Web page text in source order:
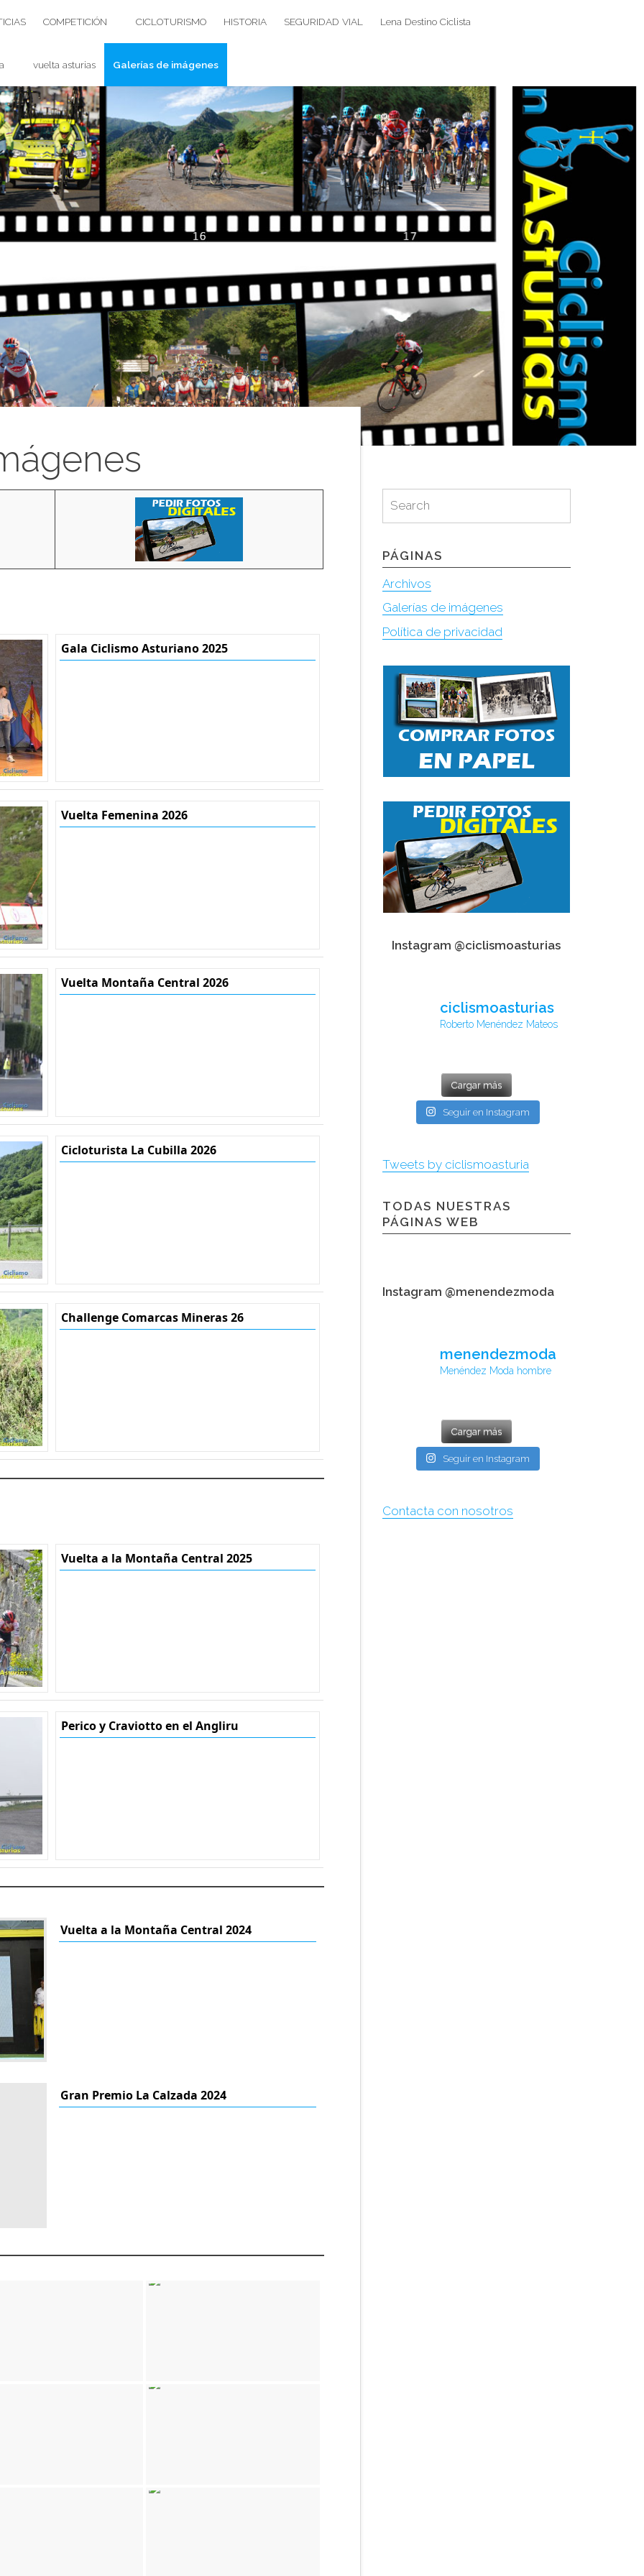
COMPETICIÓN CICLOTURISMO HISTORIA SEGURIDAD VIAL Lena Destino Ciclista
vuelta asturias Galerías de imágenes
Gala Ciclismo Asturiano 2025
Vuelta Femenina 2026
Vuelta Montaña Central 2026
Cicloturista La Cubilla 2026
Challenge Comarcas Mineras 26
Vuelta a la Montaña Central 2025
Perico y Craviotto en el Angliru
Vuelta a la Montaña Central 2024
Gran Premio La Calzada 2024
for:
Search
PÁGINAS
Archivos
Galerías de imágenes
Política de privacidad
Instagram @ciclismoasturias
ciclismoasturias
Roberto Menéndez Mateos
Cargar más
Seguir en Instagram
Tweets by ciclismoasturia
TODAS NUESTRAS
PÁGINAS WEB
Instagram @menendezmoda
menendezmoda
Menéndez Moda hombre
Cargar más
Seguir en Instagram
Contacta con nosotros